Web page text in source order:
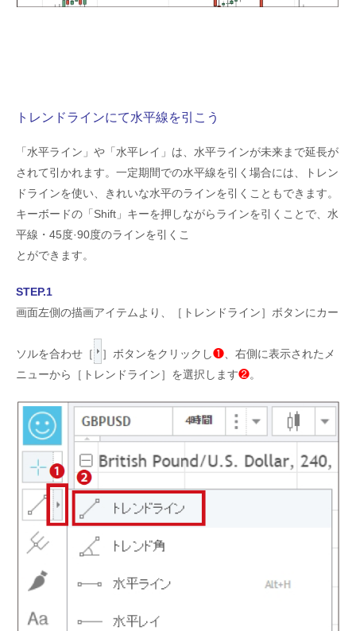
トレンドラインにて水平線を引こう
「水平ライン」や「水平レイ」は、水平ラインが未来まで延長が
されて引かれます。一定期間での水平線を引く場合には、トレン
ドラインを使い、きれいな水平のラインを引くこともできます。
キーボードの「Shift」キーを押しながらラインを引くことで、水
平線・45度·90度のラインを引くこ
とができます。
STEP.1
画面左側の描画アイテムより、［トレンドライン］ボタンにカー
ソルを合わせ［ ］ボタンをクリックし❶ 、右側に表示されたメ
ニューから［トレンドライン］を選択します❷。